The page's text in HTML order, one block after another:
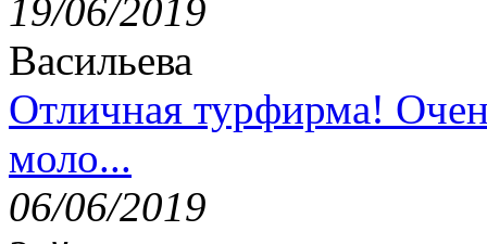
19/06/2019
Васильева
Отличная турфирма!
моло...
06/06/2019